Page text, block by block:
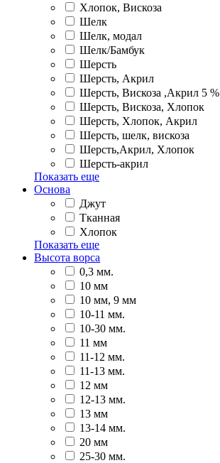
Хлопок, Вискоза
Шелк
Шелк, модал
Шелк/Бамбук
Шерсть
Шерсть, Акрил
Шерсть, Вискоза ,Акрил 5 %
Шерсть, Вискоза, Хлопок
Шерсть, Хлопок, Акрил
Шерсть, шелк, вискоза
Шерсть,Акрил, Хлопок
Шерсть-акрил
Показать еще
Основа
Джут
Тканная
Хлопок
Показать еще
Высота ворса
0,3 мм.
10 мм
10 мм, 9 мм
10-11 мм.
10-30 мм.
11 мм
11-12 мм.
11-13 мм.
12 мм
12-13 мм.
13 мм
13-14 мм.
20 мм
25-30 мм.